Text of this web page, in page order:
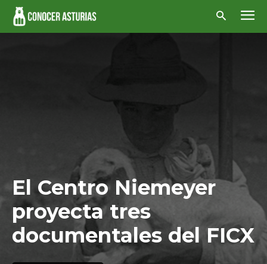
El Centro Niemeyer
proyecta tres
documentales del FICX